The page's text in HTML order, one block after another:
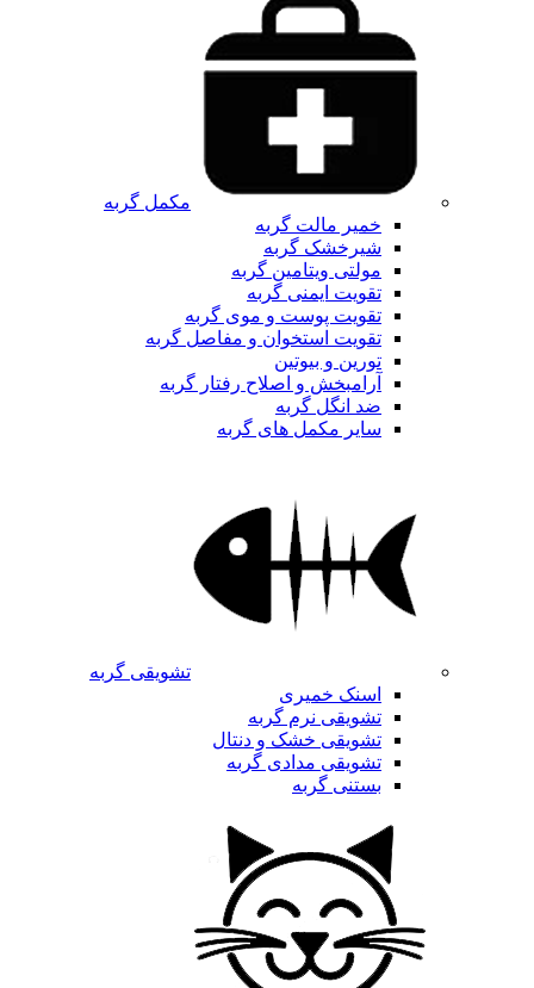
مکمل گربه
خمیر مالت گربه
شیرخشک گربه
مولتی ویتامین گربه
تقویت ایمنی گربه
تقویت پوست و موی گربه
تقویت استخوان و مفاصل گربه
تورین و بیوتین
آرامبخش و اصلاح رفتار گربه
ضد انگل گربه
سایر مکمل های گربه
تشویقی گربه
اسنک خمیری
تشویقی نرم گربه
تشویقی خشک و دنتال
تشویقی مدادی گربه
بستنی گربه